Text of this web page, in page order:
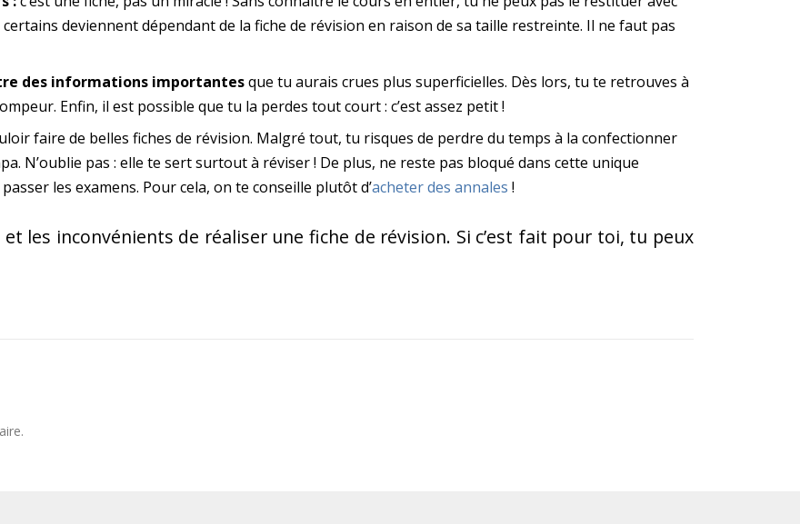
deviennent dépendant de la fiche de révision en raison de sa taille restreinte. Il ne faut pas
des informations importantesque tu aurais crues plus superficielles. Dès lors, tu te retrouves à
Enfin, il est possible que tu la perdes tout court : c’est assez petit !
faire de belles fiches de révision. Malgré tout, tu risques de perdre du temps à la confectionner
N’oublie pas : elle te sert surtout à réviser ! De plus, ne reste pas bloqué dans cette unique
les examens. Pour cela, on te conseille plutôt d’acheter des annales !
les inconvénients de réaliser une fiche de révision. Si c’est fait pour toi, tu peux